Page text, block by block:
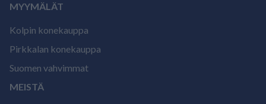
MYYMÄLÄT
Kolpin konekauppa
Pirkkalan konekauppa
Suomen vahvimmat
MEISTÄ